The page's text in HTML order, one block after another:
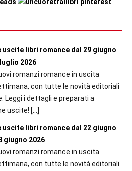
uscite libri romance dal 29 giugno
2026
romanzi romance in uscita
con tutte le novità editoriali
Leggi i dettagli e preparati a
uscite! […]
uscite libri romance dal 22 giugno
giugno 2026
romanzi romance in uscita
con tutte le novità editoriali